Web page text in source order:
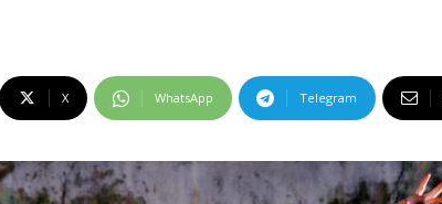
X WhatsApp Telegram